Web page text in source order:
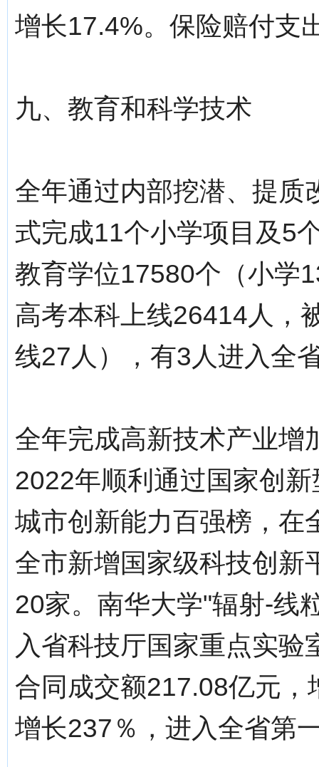
增长17.4%。保险赔付支
九、教育和科学技术
全年通过内部挖潜、提质
式完成11个小学项目及5
教育学位17580个（小学
高考本科上线26414人，
线27人），有3人进入全
全年完成高新技术产业增
2022年顺利通过国家创
城市创新能力百强榜，在
全市新增国家级科技创新
20家。南华大学"辐射-线
入省科技厅国家重点实
合同成交额217.08亿元
增长237％，进入全省第